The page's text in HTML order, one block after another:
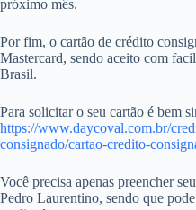
próximo mês.
Por fim, o cartão de crédito
Mastercard, sendo aceito com
Brasil.
Para solicitar o seu cartão é bem
https://www.daycoval.com.br/
consignado/cartao-credito-
Você precisa apenas preencher
Pedro Laurentino, sendo que